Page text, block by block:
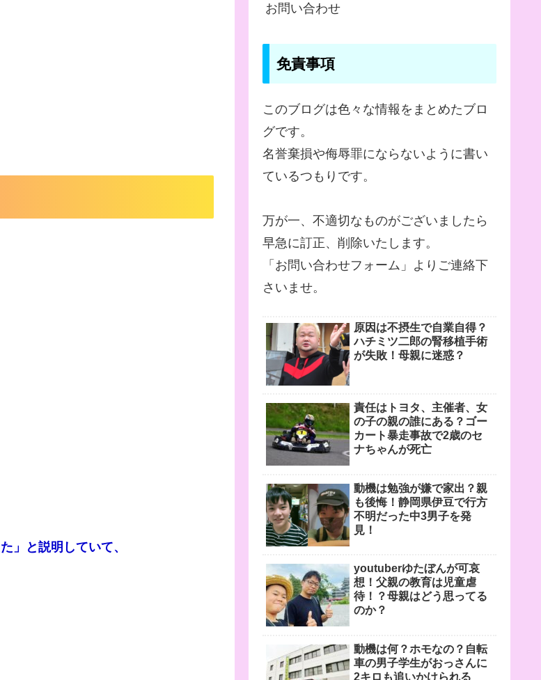
」と説明していて、
お問い合わせ
免責事項
このブログは色々な情報をまとめたブロ
グです。
名誉棄損や侮辱罪にならないように書い
ているつもりです。
万が一、不適切なものがございましたら
早急に訂正、削除いたします。
「お問い合わせフォーム」よりご連絡下
さいませ。
原因は不摂生で自業自得？
ハチミツ二郎の腎移植手術
が失敗！母親に迷惑？
責任はトヨタ、主催者、女
の子の親の誰にある？ゴー
カート暴走事故で2歳のセ
ナちゃんが死亡
動機は勉強が嫌で家出？親
も後悔！静岡県伊豆で行方
不明だった中3男子を発
見！
youtuberゆたぼんが可哀
想！父親の教育は児童虐
待！？母親はどう思ってる
のか？
動機は何？ホモなの？自転
車の男子学生がおっさんに
2キロも追いかけられる